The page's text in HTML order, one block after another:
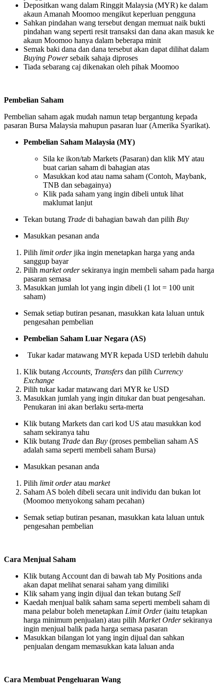
Depositkan wang dalam Ringgit Malaysia (MYR) ke dalam
akaun Amanah Moomoo mengikut keperluan pengguna
Sahkan pindahan wang tersebut dengan memuat naik bukti
pindahan wang seperti resit transaksi dan dana akan masuk ke
akaun Moomoo hanya dalam beberapa minit
Semak baki dana dan dana tersebut akan dapat dilihat dalam
Buying Powersebaik sahaja diproses
Tiada sebarang caj dikenakan oleh pihak Moomoo
Pembelian Saham
Pembelian saham agak mudah namun tetap bergantung kepada
pasaran Bursa Malaysia mahupun pasaran luar (Amerika Syarikat).
Pembelian Saham Malaysia (MY)
Sila ke ikon/tab Markets (Pasaran) dan klik MY atau
buat carian saham di bahagian atas
Masukkan kod atau nama saham (Contoh, Maybank,
TNB dan sebagainya)
Klik pada saham yang ingin dibeli untuk lihat
maklumat lanjut
Tekan butang Trade di bahagian bawah dan pilih Buy
Masukkan pesanan anda
Pilih limit orderjika ingin menetapkan harga yang anda
sanggup bayar
Pilih market ordersekiranya ingin membeli saham pada harga
pasaran semasa
Masukkan jumlah lot yang ingin dibeli (1 lot = 100 unit
saham)
Semak setiap butiran pesanan, masukkan kata laluan untuk
pengesahan pembelian
Pembelian Saham Luar Negara (AS)
Tukar kadar matawang MYR kepada USD terlebih dahulu
Klik butang Accounts, Transfers dan pilih Currency
Exchange
Pilih tukar kadar matawang dari MYR ke USD
Masukkan jumlah yang ingin ditukar dan buat pengesahan.
Penukaran ini akan berlaku serta-merta
Klik butang Markets dan cari kod US atau masukkan kod
saham sekiranya tahu
Klik butang Trade dan Buy (proses pembelian saham AS
adalah sama seperti membeli saham Bursa)
Masukkan pesanan anda
Pilih limit orderatau market
Saham AS boleh dibeli secara unit individu dan bukan lot
(Moomoo menyokong saham pecahan)
Semak setiap butiran pesanan, masukkan kata laluan untuk
pengesahan pembelian
Cara Menjual Saham
Klik butang Account dan di bawah tab My Positions anda
akan dapat melihat senarai saham yang dimiliki
Klik saham yang ingin dijual dan tekan butang Sell
Kaedah menjual balik saham sama seperti membeli saham di
mana pelabur boleh menetapkan Limit Order(iaitu tetapkan
harga minimum penjualan) atau pilih Market Ordersekiranya
ingin menjual balik pada harga semasa pasaran
Masukkan bilangan lot yang ingin dijual dan sahkan
penjualan dengam memasukkan kata laluan anda
Cara Membuat Pengeluaran Wang